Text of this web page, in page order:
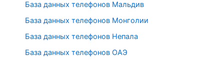
База данных телефонов Мальдив
База данных телефонов Монголии
База данных телефонов Непала
База данных телефонов ОАЭ